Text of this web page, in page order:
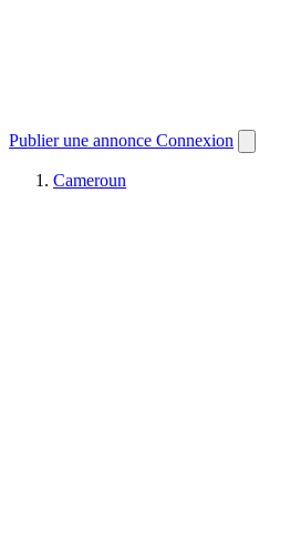
Publier une annonce Connexion
Cameroun